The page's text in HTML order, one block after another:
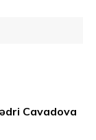
Cavadova